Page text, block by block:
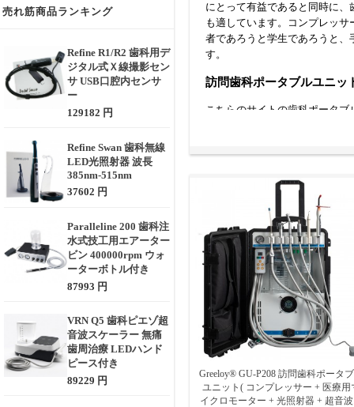
売れ筋商品ランキング
Refine R1/R2 歯科用デ
ジタル式Ｘ線撮影セン
サ USB口腔内センサ
ー
129182 円
Refine Swan 歯科無線
LED光照射器 波長
385nm-515nm
37602 円
Paralleline 200 歯科注
水式技工用エアーター
ビン 400000rpm ウォ
ーターボトル付き
87993 円
VRN Q5 歯科ピエゾ超
音波スケーラー 無痛
歯周治療 LEDハンド
ピース付き
89229 円
にとって有益であると同時に
も適しています。コンプレッ
者であろうと学生であろうと
す。
訪問歯科ポータブルユニッ
こちらのサイトの歯科ポータ
コンプレッサー付き歯科ポー
きます。訪問歯科や学生の実
ポータブル歯科用診療ユニ
ポータブル歯科診療ユニット
室間で移動する場合、出入り
うな場合、折りたたみ式のポ
Greeloy® GU-P208 訪問歯科ポータ
ユニット( コンプレッサー + 医療用
イクロモーター + 光照射器 + 超音